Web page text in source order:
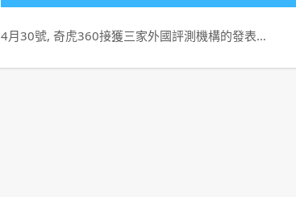
4月30號, 奇虎360接獲三家外國評測機構的發表…